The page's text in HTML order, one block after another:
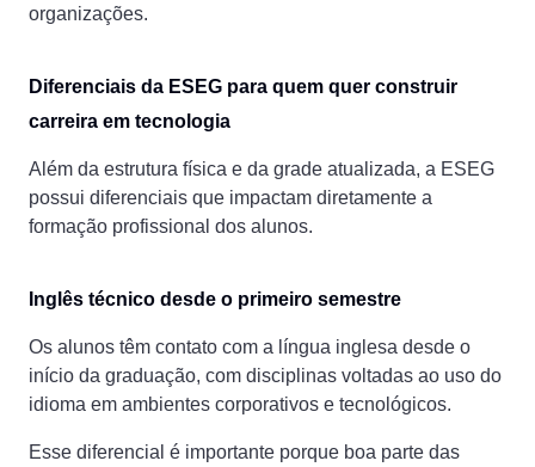
organizações.
Diferenciais da ESEG para quem quer construir
carreira em tecnologia
Além da estrutura física e da grade atualizada, a ESEG
possui diferenciais que impactam diretamente a
formação profissional dos alunos.
Inglês técnico desde o primeiro semestre
Os alunos têm contato com a língua inglesa desde o
início da graduação, com disciplinas voltadas ao uso do
idioma em ambientes corporativos e tecnológicos.
Esse diferencial é importante porque boa parte das